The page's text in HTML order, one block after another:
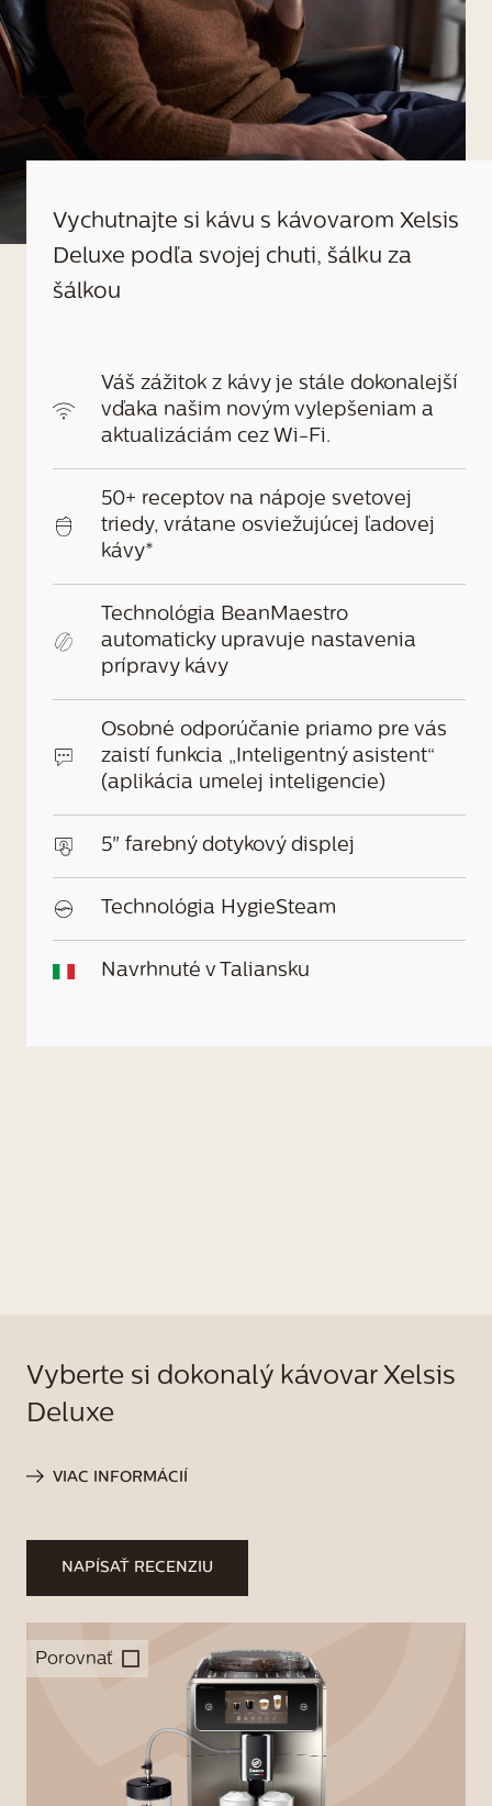
Vychutnajte si kávu s kávovarom Xelsis
Deluxe podľa svojej chuti, šálku za
šálkou
Váš zážitok z kávy je stále dokonalejší
vďaka našim novým vylepšeniam a
aktualizáciám cez Wi-Fi.
50+ receptov na nápoje svetovej
triedy, vrátane osviežujúcej ľadovej
kávy*
Technológia BeanMaestro
automaticky upravuje nastavenia
prípravy kávy
Osobné odporúčanie priamo pre vás
zaistí funkcia „Inteligentný asistent“
(aplikácia umelej inteligencie)
5" farebný dotykový displej
Technológia HygieSteam
Navrhnuté v Taliansku
Vyberte si dokonalý kávovar Xelsis
Deluxe
VIAC INFORMÁCIÍ
NAPÍSAŤ RECENZIU
Porovnať